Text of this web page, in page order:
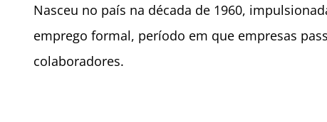
Nasceu no país na década de 1960,
emprego formal, período em que empresas
colaboradores.